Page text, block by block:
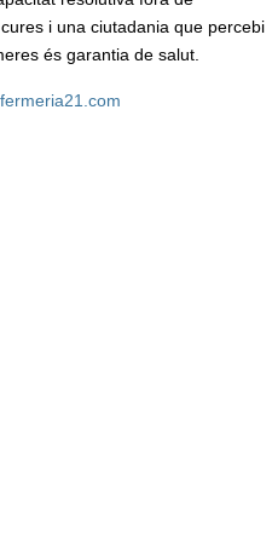
i una ciutadania que percebi
és garantia de salut.